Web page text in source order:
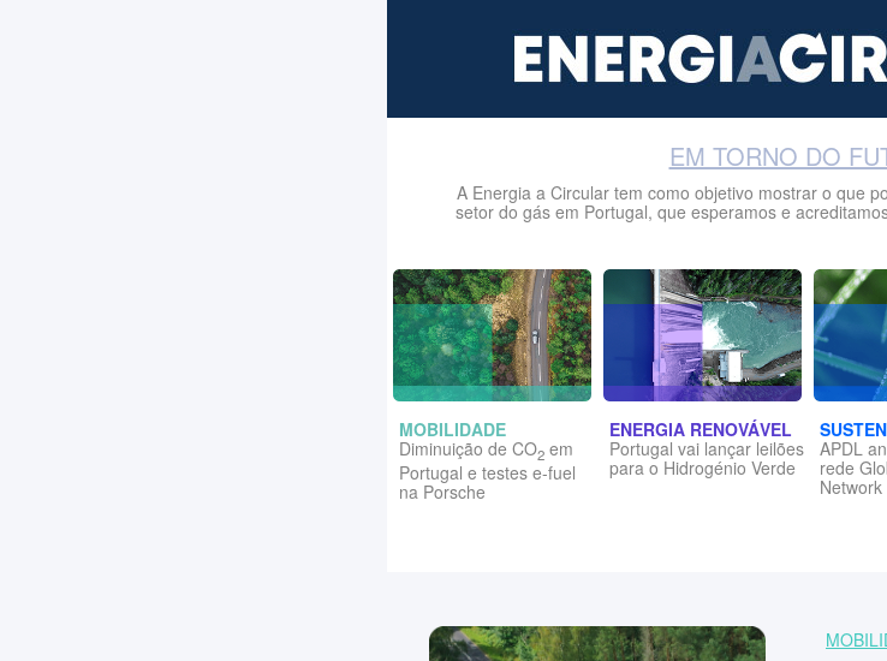
EM TORNO DO
A Energia a Circular tem como objetivo mostrar o que
setor do gás em Portugal, que esperamos e
MOBILIDADE
Diminuição de CO2 em
Portugal e testes e-fuel
na Porsche
ENERGIA RENOVÁVEL
Portugal vai lançar leilões
para o Hidrogénio Verde
APDL
rede
Network